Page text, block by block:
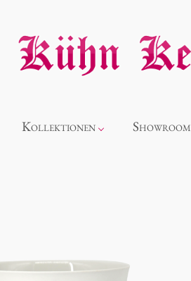
Kollektionen
Panthéon
Showroom